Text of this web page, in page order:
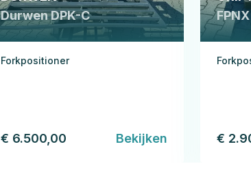
Durwen DPK-C
Forkpositioner
€ 6.500,00 Bekijken €